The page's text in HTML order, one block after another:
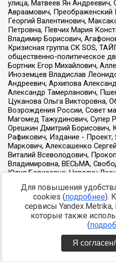
Для повышения
cookies (подробнее).
сервисы Yandex.Metrika,
которые также
(
Я